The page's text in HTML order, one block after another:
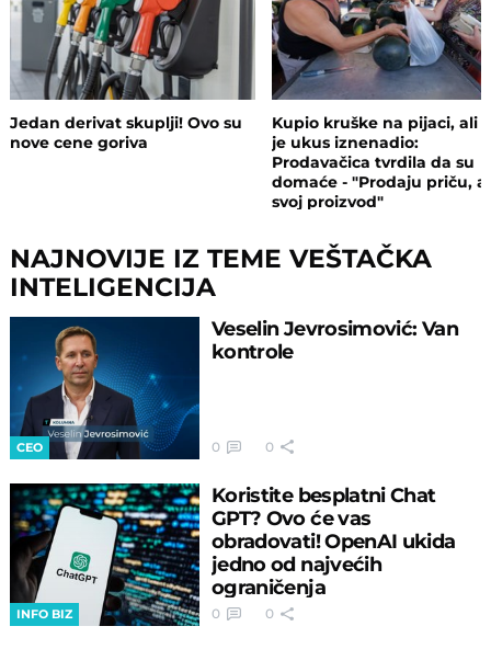
Jedan derivat skuplji! Ovo su
nove cene goriva
Kupio kruške na pijaci, ali
je ukus iznenadio:
Prodavačica tvrdila da su
domaće - "Prodaju priču, a
svoj proizvod"
NAJNOVIJE IZ TEME VEŠTAČKA
INTELIGENCIJA
CEO
Veselin Jevrosimović: Van
kontrole
0 0
INFO BIZ
Koristite besplatni Chat
GPT? Ovo će vas
obradovati! OpenAI ukida
jedno od najvećih
ograničenja
0 0